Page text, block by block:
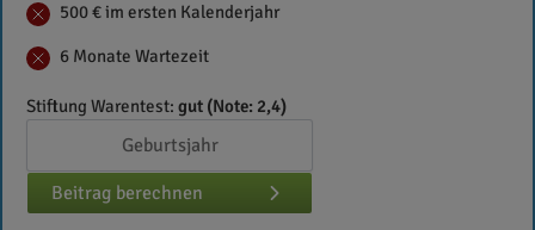
500 € im ersten Kalenderjahr
6 Monate Wartezeit
Stiftung Warentest: gut (Note: 2,4)
Beitrag berechnen